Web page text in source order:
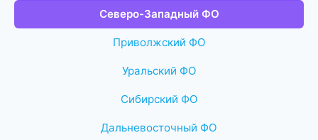
Северо-Западный ФО
Приволжский ФО
Уральский ФО
Сибирский ФО
Дальневосточный ФО